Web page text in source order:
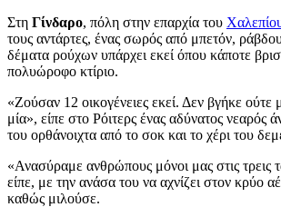
Στη Γίνδαρο, πόλη στην επαρχία του
τους αντάρτες, ένας σωρός από μπετόν,
δέματα ρούχων υπάρχει εκεί όπου κάποτε
πολυώροφο κτίριο.
«Ζούσαν 12 οικογένειες εκεί. Δεν βγήκε ούτε
μία», είπε στο Ρόιτερς ένας αδύνατος νεαρός
του ορθάνοιχτα από το σοκ και το χέρι του
«Ανασύραμε ανθρώπους μόνοι μας στις τρεις
είπε, με την ανάσα του να αχνίζει στον κρύο
καθώς μιλούσε.